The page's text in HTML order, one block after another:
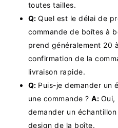
toutes tailles.
Q:Quel est le délai de
commande de boîtes à
prend généralement 20
confirmation de la
livraison rapide.
Q: Puis-je demander un
une commande ?A: Oui,
demander un
design de la boîte.